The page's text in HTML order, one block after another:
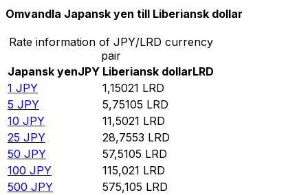
Omvandla Japansk yen till Liberiansk dollar
Rate information of JPY/LRD currency
pair
Japansk yenJPY Liberiansk dollarLRD
1 JPY 1,15021 LRD
5 JPY 5,75105 LRD
10 JPY 11,5021 LRD
25 JPY 28,7553 LRD
50 JPY 57,5105 LRD
100 JPY 115,021 LRD
500 JPY 575,105 LRD